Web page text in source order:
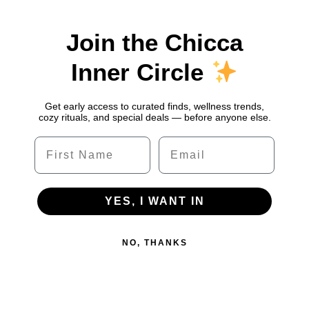
Join the Chicca
Inner Circle
Get early access to curated finds, wellness trends,
cozy rituals, and special deals — before anyone else.
Name Email
YES, I WANT IN
NO, THANKS